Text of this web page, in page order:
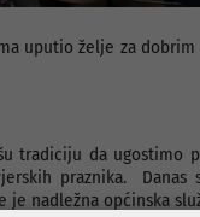
uputio želje za
tradiciju da ugostimo
praznika. Danas
nadležna općinska